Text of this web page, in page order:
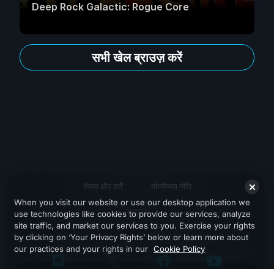
Deep Rock Galactic: Rogue Core
सभी खेल ब्राउज़ करें
नियम और शर्तें गोपनीयता नीति
सहायता
When you visit our website or use our desktop application we
use technologies like cookies to provide our services, analyze
site traffic, and market our services to you. Exercise your rights
by clicking on ‘Your Privacy Rights’ below or learn more about
our practices and your rights in our Cookie Policy